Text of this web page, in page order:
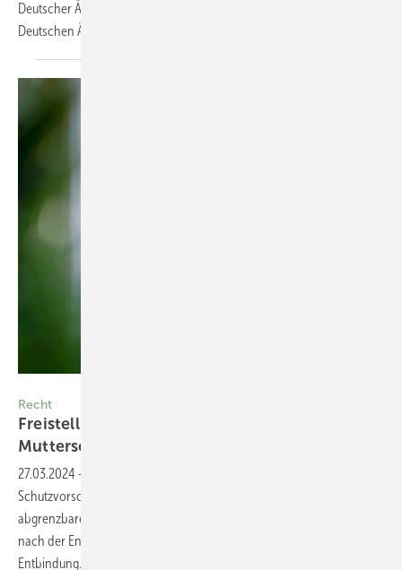
Deutscher Ärztinnenbund 2024.“ Das steht auf dem Siegel des
Deutschen Ärztinnenbunds e.V.
Recht
Freistellungsansprüche zum Stillen –
Mutterschutzrecht
27.03.2024 -
Schutzvorschriften für schwangere Frauen, gilt aber in zeitlich
abgrenzbaren Zeiträumen in rechtlicher Hinsicht auch für die Zeit
nach der Entbindung, das heißt, es existieren Schutzfristen nach der
Entbindung. Aber auch das Stillen ist gesondert geschützt. Je nach Art